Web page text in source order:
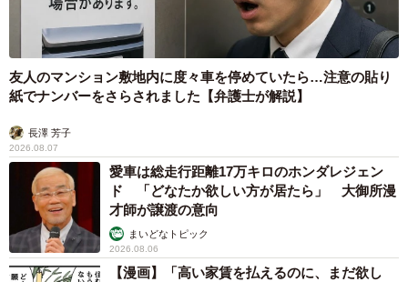
友人のマンション敷地内に度々車を停めていたら…注意の貼り
紙でナンバーをさらされました【弁護士が解説】
長澤 芳子
2026.08.07
愛車は総走行距離17万キロのホンダレジェン
ド 「どなたか欲しい方が居たら」 大御所漫
才師が譲渡の意向
まいどなトピック
2026.08.06
【漫画】「高い家賃を払えるのに、まだ欲し